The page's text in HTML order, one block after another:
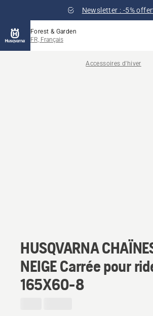
Newsletter : -5%
Forest & Garden
FR, Français
Accessoires d'hiver
HUSQVARNA
NEIGE Carrée pour
165X60-8